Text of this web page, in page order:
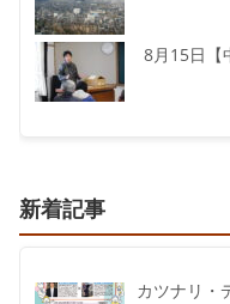
8月15日【
新着記事
カツナリ・